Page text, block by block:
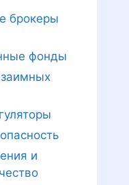
брокеры
фонды
и